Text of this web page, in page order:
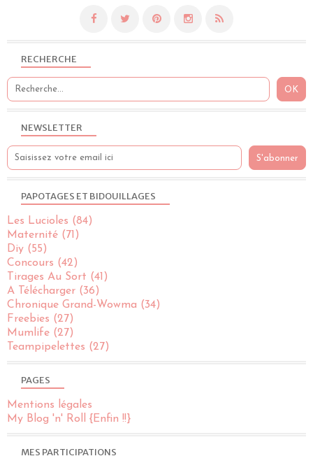
NEWSLETTER
RECHERCHE
PAGES
Mentions légales
My Blog 'n' Roll {Enfin !!}
PAPOTAGES ET BIDOUILLAGES
Les Lucioles (84)
Maternité (71)
Diy (55)
Concours (42)
Tirages Au Sort (41)
A Télécharger (36)
Chronique Grand-Wowma (34)
Freebies (27)
Mumlife (27)
Teampipelettes (27)
MES PARTICIPATIONS